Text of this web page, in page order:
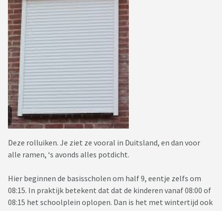
Deze rolluiken. Je ziet ze vooral in Duitsland, en dan voor
alle ramen, ‘s avonds alles potdicht.
Hier beginnen de basisscholen om half 9, eentje zelfs om
08:15. In praktijk betekent dat dat de kinderen vanaf 08:00 of
08:15 het schoolplein oplopen. Dan is het met wintertijd ook